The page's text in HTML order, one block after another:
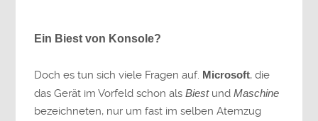
Ein Biest von Konsole?
Doch es tun sich viele Fragen auf. Microsoft, die
das Gerät im Vorfeld schon alsBiestundMaschine
bezeichneten, nur um fast im selben Atemzug